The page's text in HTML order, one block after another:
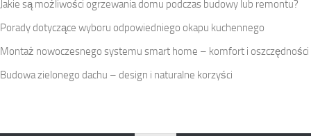
Jakie są możliwości ogrzewania domu podczas budowy lub remontu?
Porady dotyczące wyboru odpowiedniego okapu kuchennego
Montaż nowoczesnego systemu smart home – komfort i oszczędności
Budowa zielonego dachu – design i naturalne korzyści